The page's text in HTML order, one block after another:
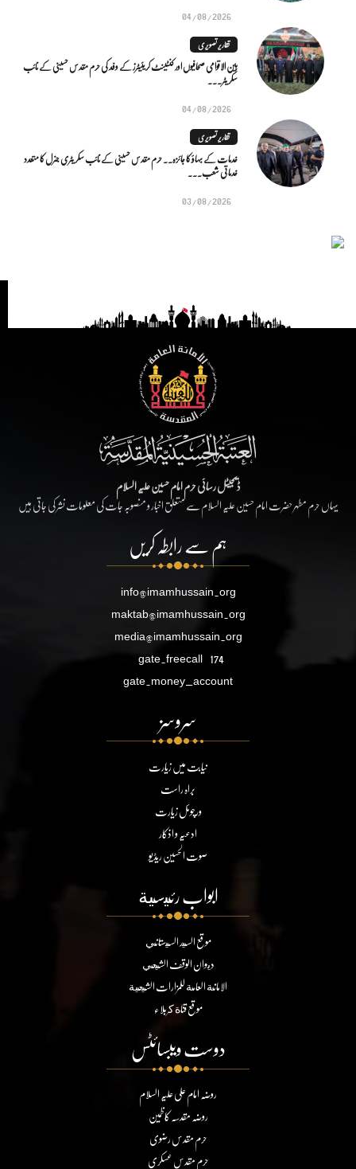
04/08/2026
تقاریر تصویری
بین الاقوامی صحافیوں اور کنٹینٹ کریئیٹرز کے وفد کی حرم مقدس حسینی کے نائب
سکریٹر...
04/08/2026
تقاریر تصویری
خدمات کے بہاؤ کا جائزہ.. حرم مقدس حسینی کے نائب سکریٹری جنرل کا متعدد
خدماتی شعب...
03/08/2026
ڈیجیٹل رسائی حرم امام حسین علیہ السلام
یہاں حرم مطہر حضرت امام حسین علیہ السلام سے متعلق اخبار و منصوبہ جات کی معلومات نشر کی جاتی ہیں
ہم سے رابطہ کریں
info@imamhussain.org
maktab@imamhussain.org
media@imamhussain.org
gate.freecall 174
gate.money_account
سروسز
نیابت میں زیارت
براہ راست
ورچوئل زیارت
ادعیہ و اذکار
صوت الحسین ریڈیو
ابواب رئيسية
موقع السيد السيستاني
ديوان الوقف الشيعي
الامانة العامة للمزارات الشيعية
موقع قناة كربلاء
دوست ویبسائٹس
روضہ امام علی علیہ السلام
روضہ مقدسہ کاظمین
حرم مقدس رضوی
حرم مقدس عسکری